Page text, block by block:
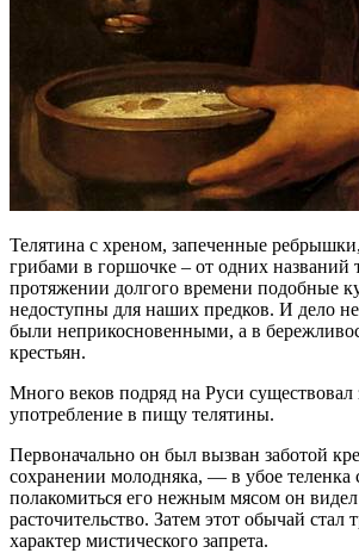
Телятина с хреном, запеченные
грибами в горшочке – от одних названий
протяжении долгого времени подобные
недоступны для наших предков. И дело не
были неприкосновенными, а в
крестьян.
Много веков подряд на Руси существовал
употребление в пищу телятины.
Первоначально он был вызван заботой
сохранении молодняка, — в убое теленка
полакомиться его нежным мясом он
расточительство. Затем этот обычай
характер мистического запрета.